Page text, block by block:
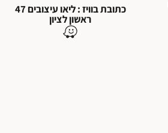
כתובת בוויז : ליאו עיצובים 47
ראשון לציון